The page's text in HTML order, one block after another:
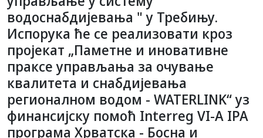
водоснабдијевања " у Требињу.
Испорука ће се реализовати кроз
пројекат „Паметне и иновативне
праксе управљања за очување
квалитета и снабдијевања
регионалном водом - WATERLINK“ уз
финансијску помоћ Interreg VI-A IPA
програма Хрватска - Босна и